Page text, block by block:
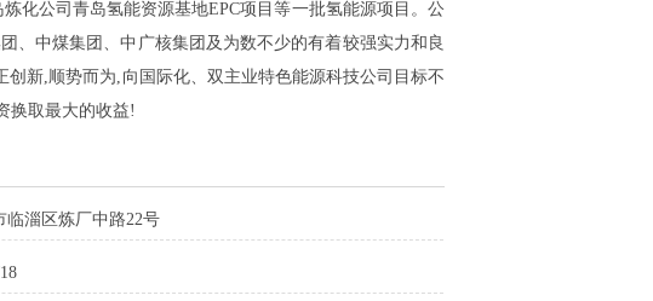
化公司青岛氢能资源基地EPC项目等一批氢能源项目。公
、中煤集团、中广核集团及为数不少的有着较强实力和良
新,顺势而为,向国际化、双主业特色能源科技公司目标不
换取最大的收益!
临淄区炼厂中路22号